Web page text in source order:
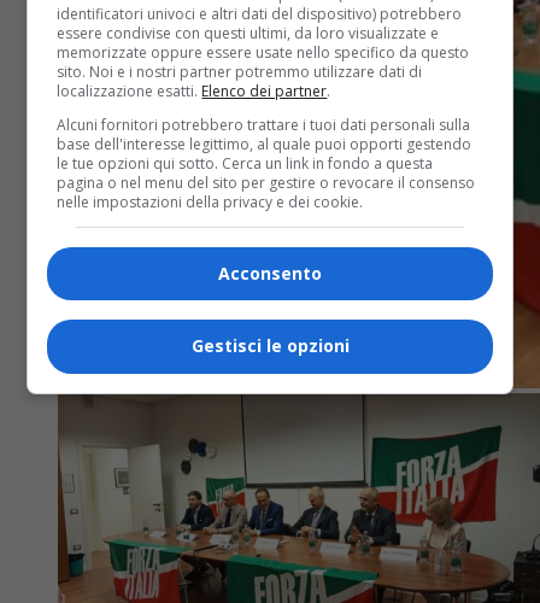
identificatori univoci e altri dati del dispositivo) potrebbero
essere condivise con questi ultimi, da loro visualizzate e
memorizzate oppure essere usate nello specifico da questo
sito. Noi e i nostri partner potremmo utilizzare dati di
localizzazione esatti. Elenco dei partner.
Alcuni fornitori potrebbero trattare i tuoi dati personali sulla
base dell'interesse legittimo, al quale puoi opporti gestendo
le tue opzioni qui sotto. Cerca un link in fondo a questa
pagina o nel menu del sito per gestire o revocare il consenso
nelle impostazioni della privacy e dei cookie.
Acconsento
Gestisci le opzioni